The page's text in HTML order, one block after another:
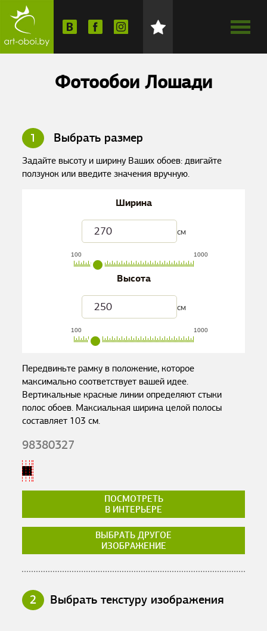
Фотообои Лошади
1 Выбрать размер
Задайте высоту и ширину Ваших обоев: двигайте
ползунок или введите значения вручную.
Ширина
см
100 1000
Высота
см
100 1000
Передвиньте рамку в положение, которое
максимально соответствует вашей идее.
Вертикальные красные линии определяют стыки
полос обоев. Максиальная ширина целой полосы
составляет 103 см.
98380327
ПОСМОТРЕТЬ
В ИНТЕРЬЕРЕ
ВЫБРАТЬ ДРУГОЕ
ИЗОБРАЖЕНИЕ
2 Выбрать текстуру изображения